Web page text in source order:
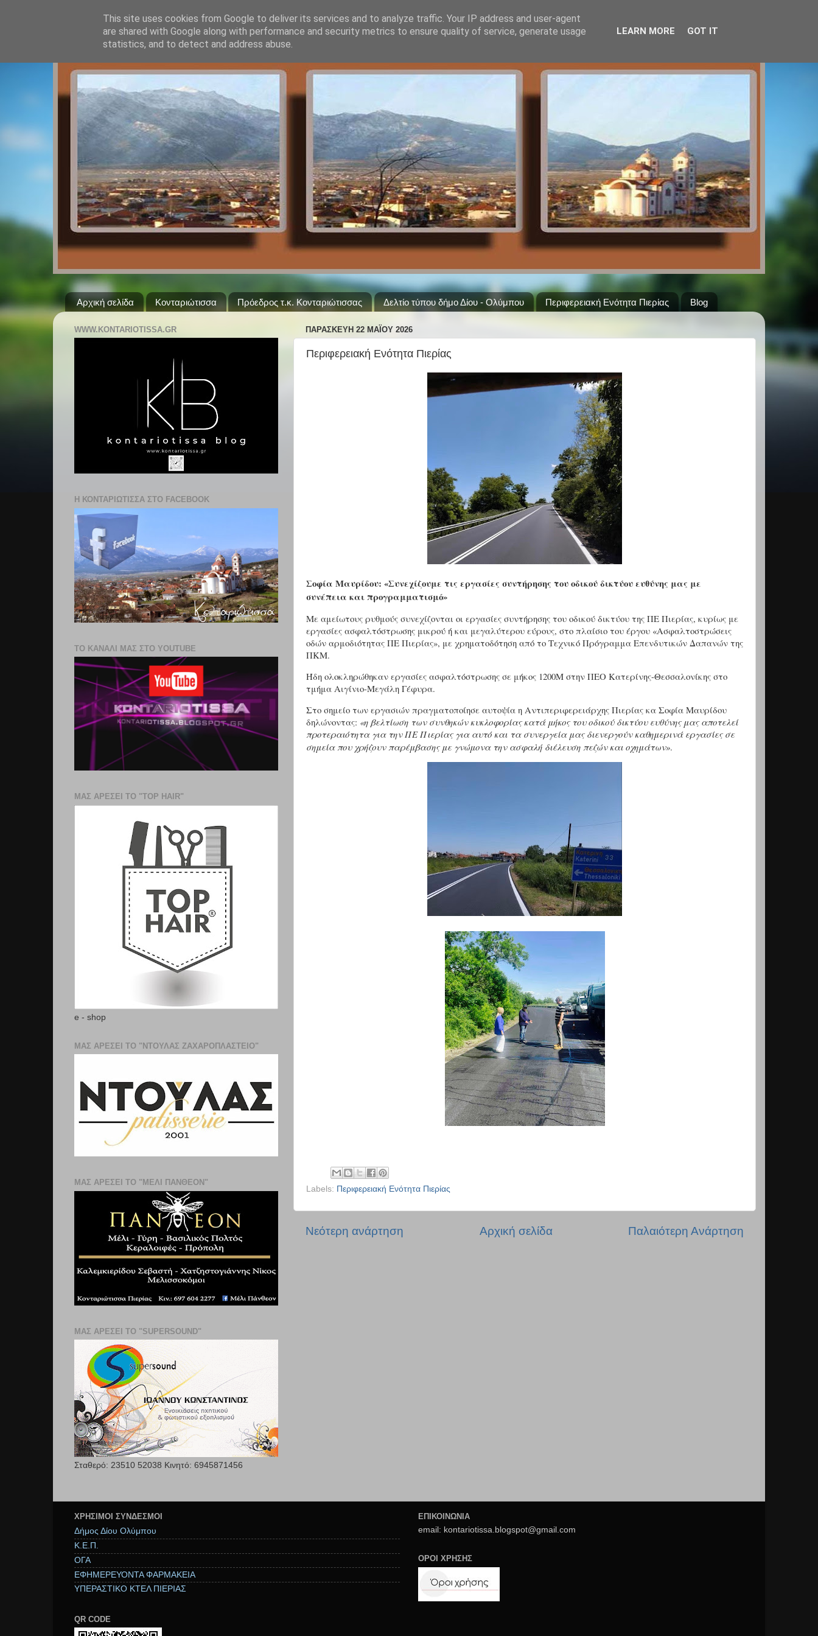
Αρχική σελίδα Κονταριώτισσα Πρόεδρος τ.κ. Κονταριώτισσας Δελτίο τύπου δήμο Δίου - Ολύμπου Περιφερειακή Ενότητα Πιερίας Blog
ΠΑΡΑΣΚΕΥΉ 22 ΜΑΪ́ΟΥ 2026
Περιφερειακή Ενότητα Πιερίας
Σοφία Μαυρίδου: «Συνεχίζουμε τις εργασίες συντήρησης του οδικού δικτύου ευθύνης μας με
συνέπεια και προγραμματισμό»
Με αμείωτους ρυθμούς συνεχίζονται οι εργασίες συντήρησης του οδικού δικτύου της ΠΕ Πιερίας, κυρίως με
εργασίες ασφαλτόστρωσης μικρού ή και μεγαλύτερου εύρους, στο πλαίσιο του έργου «Ασφαλτοστρώσεις
οδών αρμοδιότητας ΠΕ Πιερίας», με χρηματοδότηση από το Τεχνικό Πρόγραμμα Επενδυτικών Δαπανών της
ΠΚΜ.
Ήδη ολοκληρώθηκαν εργασίες ασφαλτόστρωσης σε μήκος 1200Μ στην ΠΕΟ Κατερίνης-Θεσσαλονίκης στο
τμήμα Αιγίνιο-Μεγάλη Γέφυρα.
Στο σημείο των εργασιών πραγματοποίησε αυτοψία η Αντιπεριφερειάρχης Πιερίας κα Σοφία Μαυρίδου
δηλώνοντας: «η βελτίωση των συνθηκών κυκλοφορίας κατά μήκος του οδικού δικτύου ευθύνης μας αποτελεί
προτεραιότητα για την ΠΕ Πιερίας για αυτό και τα συνεργεία μας διενεργούν καθημερινά εργασίες σε
σημεία που χρήζουν παρέμβασης με γνώμονα την ασφαλή διέλευση πεζών και οχημάτων».
Labels: Περιφερειακή Ενότητα Πιερίας
Νεότερη ανάρτηση Παλαιότερη Ανάρτηση
Αρχική σελίδα
WWW.KONTARIOTISSA.GR
Η ΚΟΝΤΑΡΙΩΤΙΣΣΑ ΣΤΟ FACEBOOK
ΤΟ ΚΑΝΑΛΙ ΜΑΣ ΣΤΟ YOUTUBE
ΜΑΣ ΑΡΕΣΕΙ ΤΟ "TOP HAIR"
e - shop
ΜΑΣ ΑΡΕΣΕΙ ΤΟ "ΝΤΟΥΛΑΣ ΖΑΧΑΡΟΠΛΑΣΤΕΊΟ"
ΜΑΣ ΑΡΕΣΕΙ ΤΟ "ΜΕΛΙ ΠΑΝΘΕΟΝ"
ΜΑΣ ΑΡΕΣΕΙ ΤΟ "SUPERSOUND"
Σταθερό: 23510 52038 Κινητό: 6945871456
ΧΡΉΣΙΜΟΙ ΣΥΝΔΕΣΜΟΙ
Δήμος Δίου Ολύμπου
Κ.Ε.Π.
ΟΓΑ
ΕΦΗΜΕΡΕΥΟΝΤΑ ΦΑΡΜΑΚΕΙΑ
ΥΠΕΡΑΣΤΙΚΟ ΚΤΕΛ ΠΙΕΡΙΑΣ
QR CODE
ΕΠΙΚΟΙΝΩΝΙΑ
email: kontariotissa.blogspot@gmail.com
ΟΡΟΙ ΧΡΗΣΗΣ
This site uses cookies from Google to deliver its services and to analyze traffic. Your IP address and user-agent
are shared with Google along with performance and security metrics to ensure quality of service, generate usage
statistics, and to detect and address abuse.
LEARN MORE GOT IT